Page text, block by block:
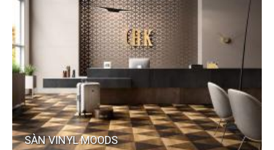
SÀN VINYL MOODS